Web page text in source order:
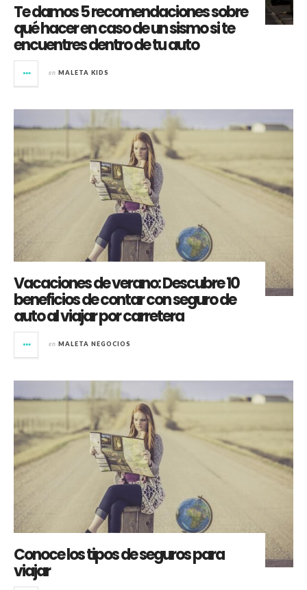
Te damos 5 recomendaciones sobre
qué hacer en caso de un sismo si te
encuentres dentro de tu auto
en MALETA KIDS
Vacaciones de verano: Descubre 10
beneficios de contar con seguro de
auto al viajar por carretera
en MALETA NEGOCIOS
Conoce los tipos de seguros para
viajar